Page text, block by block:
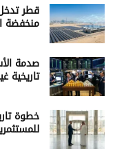
قطر
منخفضة
صدمة
تاريخية
خطوة